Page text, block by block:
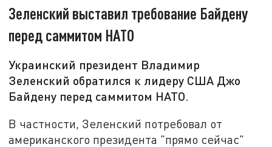
Зеленский выставил требование Байдену
перед саммитом НАТО
Украинский президент Владимир
Зеленский обратился к лидеру США Джо
Байдену перед саммитом НАТО.
В частности, Зеленский потребовал от
американского президента "прямо сейчас"